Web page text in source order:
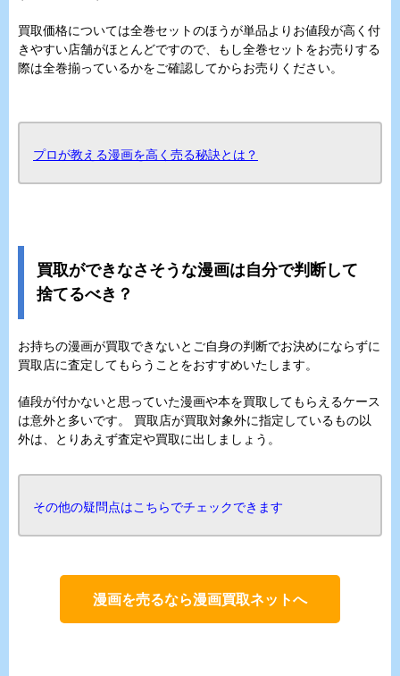
買取価格については全巻セットのほうが単品よりお値段が高く付
きやすい店舗がほとんどですので、もし全巻セットをお売りする
際は全巻揃っているかをご確認してからお売りください。
プロが教える漫画を高く売る秘訣とは？
買取ができなさそうな漫画は自分で判断して
捨てるべき？
お持ちの漫画が買取できないとご自身の判断でお決めにならずに
買取店に査定してもらうことをおすすめいたします。
値段が付かないと思っていた漫画や本を買取してもらえるケース
は意外と多いです。 買取店が買取対象外に指定しているもの以
外は、とりあえず査定や買取に出しましょう。
その他の疑問点はこちらでチェックできます
漫画を売るなら漫画買取ネットへ